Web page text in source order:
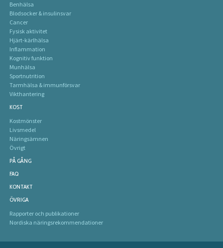
Benhälsa
Blodsocker & insulinsvar
Cancer
Fysisk aktivitet
Hjärt-kärlhälsa
Inflammation
Kognitiv funktion
Munhälsa
Sportnutrition
Tarmhälsa & immunförsvar
Vikthantering
KOST
Kostmönster
Livsmedel
Näringsämnen
Övrigt
PÅ GÅNG
FAQ
KONTAKT
ÖVRIGA
Rapporter och publikationer
Nordiska näringsrekommendationer